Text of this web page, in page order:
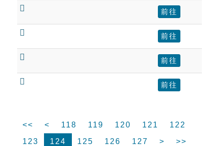
 前往
 前往
 前往
 前往
<< < 118 119 120 121
122
123
124 125 126 127 > >>